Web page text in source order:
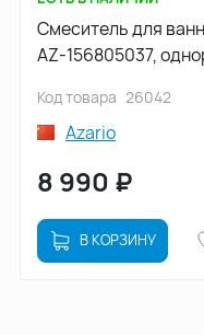
Смеситель для
AZ-156805037,
брашированный
Код товара 26042
Azario
8 990 ₽
В КОРЗИНУ